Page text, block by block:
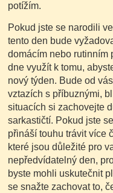
potížím.
Pokud jste se narodili
tento den bude
domácím nebo rutinním
dne využít k tomu,
nový týden. Bude od
vztazích s příbuznými,
situacích si zachovejte
sarkastičtí. Pokud jste
přináší touhu trávit více
které jsou důležité pro
nepředvídatelný den,
byste mohli uskutečnit
se snažte zachovat to,